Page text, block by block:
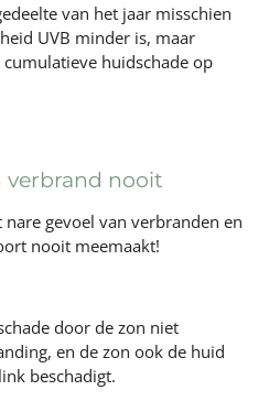
van het jaar misschien
UVB minder is, maar
huidschade op
verbrand nooit
gevoel van verbranden en
nooit meemaakt!
door de zon niet
en de zon ook de huid
beschadigt.